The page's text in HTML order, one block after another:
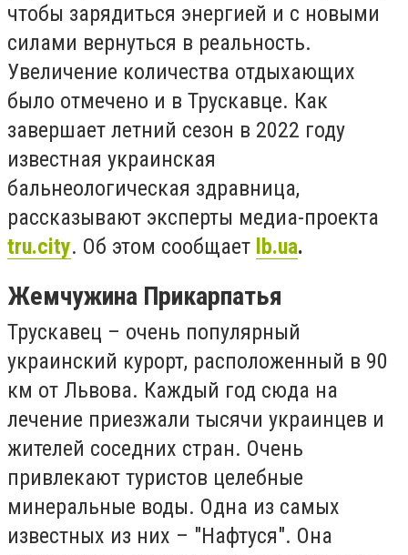
чтобы зарядиться энергией и с новыми
силами вернуться в реальность.
Увеличение количества отдыхающих
было отмечено и в Трускавце. Как
завершает летний сезон в 2022 году
известная украинская
бальнеологическая здравница,
рассказывают эксперты медиа-проекта
tru.city. Об этом сообщает lb.ua.
Жемчужина Прикарпатья
Трускавец – очень популярный
украинский курорт, расположенный в 90
км от Львова. Каждый год сюда на
лечение приезжали тысячи украинцев и
жителей соседних стран. Очень
привлекают туристов целебные
минеральные воды. Одна из самых
известных из них – "Нафтуся". Она